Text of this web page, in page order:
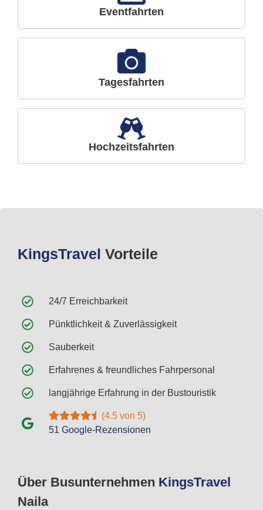
Eventfahrten
Tagesfahrten
Hochzeitsfahrten
Über Busunternehmen KingsTravel
Naila
KingsTravel Vorteile
24/7 Erreichbarkeit
Pünktlichkeit & Zuverlässigkeit
Sauberkeit
Erfahrenes & freundliches Fahrpersonal
langjährige Erfahrung in der Bustouristik
(4.5 von 5)
51 Google-Rezensionen